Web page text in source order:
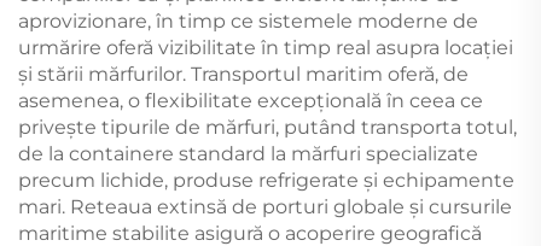
aprovizionare, în timp ce sistemele moderne de
urmărire oferă vizibilitate în timp real asupra locației
și stării mărfurilor. Transportul maritim oferă, de
asemenea, o flexibilitate excepțională în ceea ce
privește tipurile de mărfuri, putând transporta totul,
de la containere standard la mărfuri specializate
precum lichide, produse refrigerate și echipamente
mari. Reteaua extinsă de porturi globale și cursurile
maritime stabilite asigură o acoperire geografică